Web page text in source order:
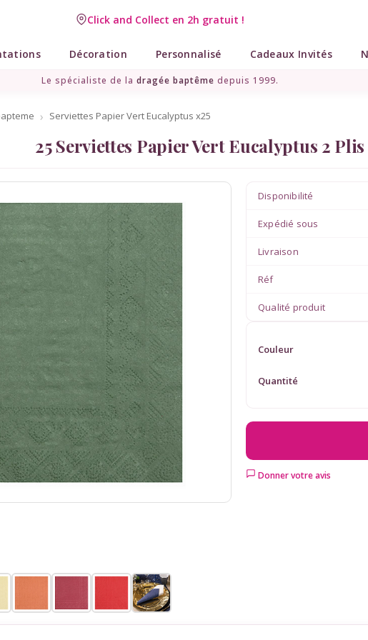
Click and Collect en 2h gratuit !
Livraison point relais gratuit dès 89 € !
Décoration Personnalisé Cadeaux Invités
Le spécialiste de la dragée baptême depuis 1999.
Serviettes Papier Vert Eucalyptus x25
25 Serviettes Papier Vert Eucalyptus 2 Plis
Disponibilité
Expédié sous
Livraison
Réf
Qualité produit
Couleur
Quantité
Donner votre avis